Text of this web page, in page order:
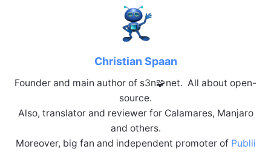
Christian Spaan
Founder and main author of s3n🧩net. All about open-
source.
Also, translator and reviewer for Calamares, Manjaro
and others.
Moreover, big fan and independent promoter of Publii